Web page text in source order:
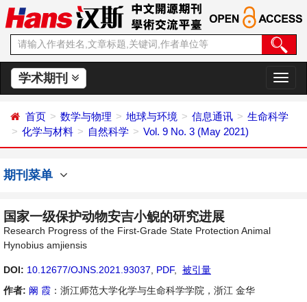
学术期刊
切
换
航
首页 数学与物理 地球与环境 信息通讯
生命科学
化学与材料
自然科学 Vol. 9 No. 3 (May 2021)
期刊菜单
国家一级保护动物安吉小鲵的研究进展
Research Progress of the First-Grade State Protection Animal
Hynobius amjiensis
DOI: 10.12677/OJNS.2021.93037 PDF,
被引量
作者: 阚 霞 ：浙江师范大学化学与生命科学学院，浙江 金华